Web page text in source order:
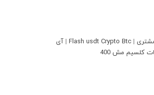
|
Flash usdt Crypto Btc
| آی
کلسیم مش 400